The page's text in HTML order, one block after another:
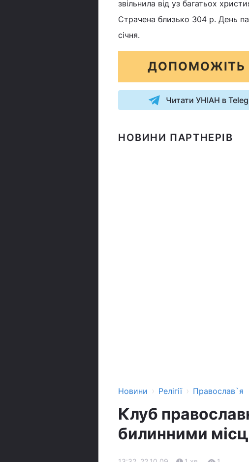
звільнила від уз багатьох
Страчена близько 304 р. День
січня.
ДОПОМОЖІТЬ
Читати УНІАН в
НОВИНИ ПАРТНЕРІВ
Новини › Релігії › Православ`я
Клуб
билинними